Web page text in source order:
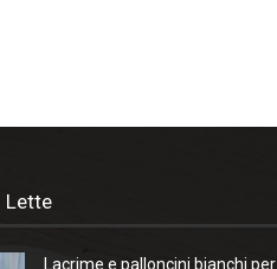
Lette
Lacrime e palloncini bianchi per